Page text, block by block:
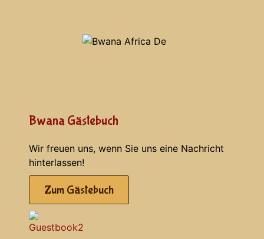
Bwana Gästebuch
Wir freuen uns, wenn Sie uns eine Nachricht
hinterlassen!
Zum Gästebuch